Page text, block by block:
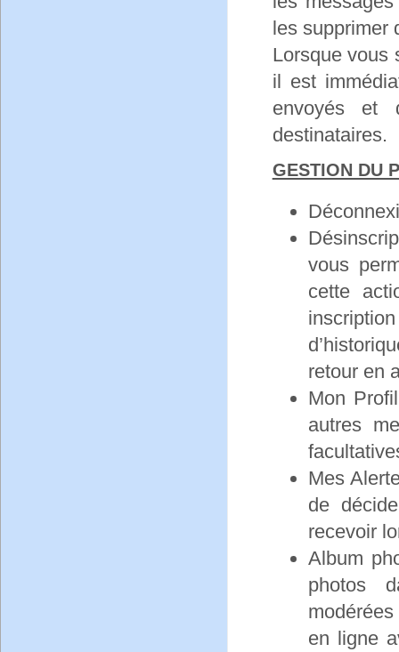
les supprimer
Lorsque vous
il est
envoyés et
destinataires.
GESTION DU
vous
cette
retour en
Mon
autres
Mes
de
recevoir
Album
photos
en ligne